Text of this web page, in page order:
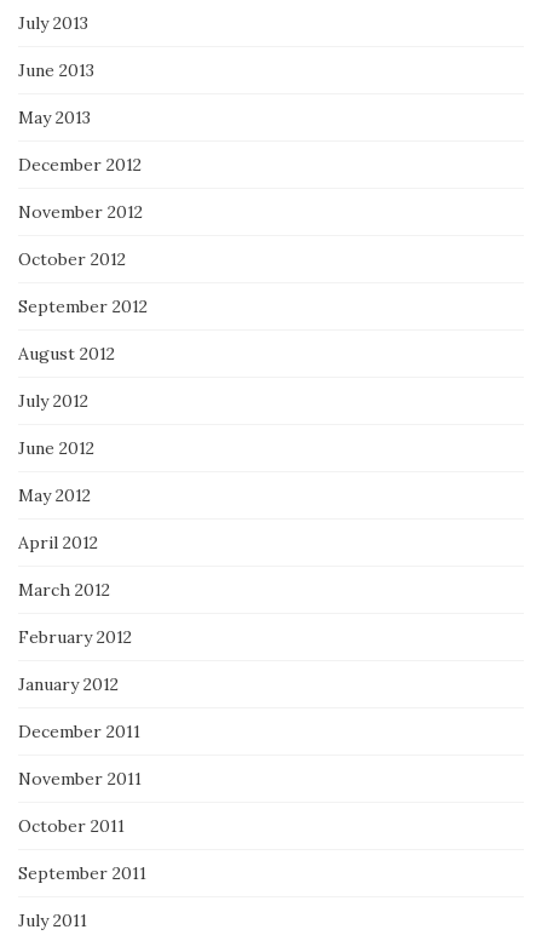
July 2013
June 2013
May 2013
December 2012
November 2012
October 2012
September 2012
August 2012
July 2012
June 2012
May 2012
April 2012
March 2012
February 2012
January 2012
December 2011
November 2011
October 2011
September 2011
July 2011